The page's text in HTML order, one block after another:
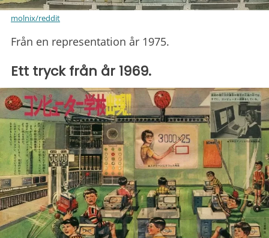
molnix/reddit
Från en representation år 1975.
Ett tryck från år 1969.